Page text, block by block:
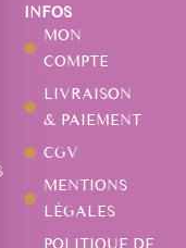
INFOS
MON
COMPTE
LIVRAISON
& PAIEMENT
CGV
MENTIONS
LÉGALES